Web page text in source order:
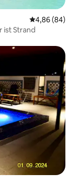
4,86 (84)
ist Strand